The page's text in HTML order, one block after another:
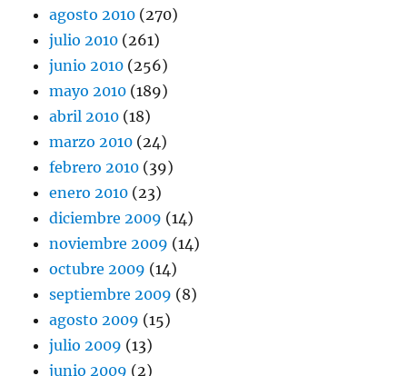
agosto 2010 (270)
julio 2010 (261)
junio 2010 (256)
mayo 2010 (189)
abril 2010 (18)
marzo 2010 (24)
febrero 2010 (39)
enero 2010 (23)
diciembre 2009 (14)
noviembre 2009 (14)
octubre 2009 (14)
septiembre 2009 (8)
agosto 2009 (15)
julio 2009 (13)
junio 2009 (2)